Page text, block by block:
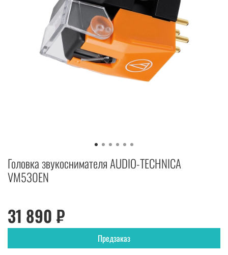
Головка звукоснимателя AUDIO-TECHNICA
VM530EN
31 890 ₽
Предзаказ